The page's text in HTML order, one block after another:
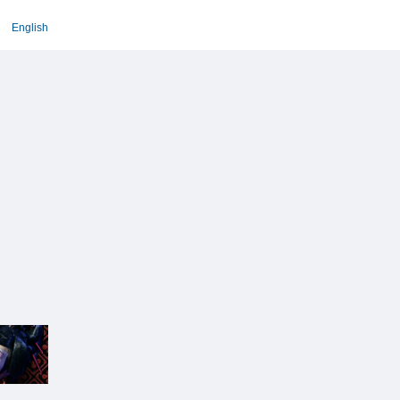
English